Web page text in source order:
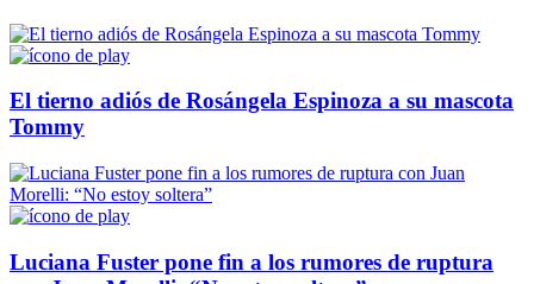
El tierno adiós de Rosángela Espinoza a su mascota
Tommy
Luciana Fuster pone fin a los rumores de ruptura